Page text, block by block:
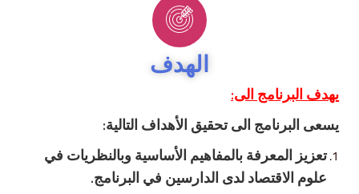
الهدف
يهدف البرنامج الى:
يسعى البرنامج الى تحقيق الأهداف التالية:
تعزيز المعرفة بالمفاهيم الأساسية وبالنظريات في
علوم الاقتصاد لدى الدارسين في البرنامج.